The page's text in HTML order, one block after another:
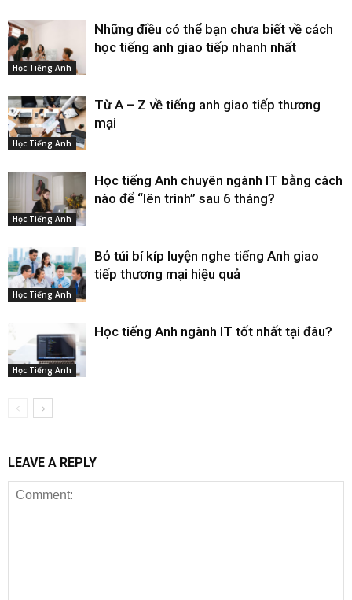
Học Tiếng Anh
Những điều có thể bạn chưa biết về cách
học tiếng anh giao tiếp nhanh nhất
Học Tiếng Anh
Từ A – Z về tiếng anh giao tiếp thương
mại
Học Tiếng Anh
Học tiếng Anh chuyên ngành IT bằng cách
nào để “lên trình” sau 6 tháng?
Học Tiếng Anh
Bỏ túi bí kíp luyện nghe tiếng Anh giao
tiếp thương mại hiệu quả
Học Tiếng Anh
Học tiếng Anh ngành IT tốt nhất tại đâu?
LEAVE A REPLY